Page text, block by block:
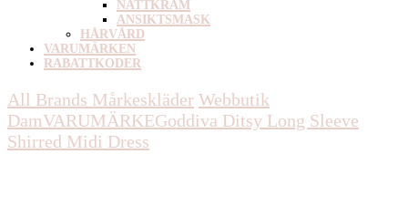
NATTKRÄM
ANSIKTSMASK
HÅRVÅRD
VARUMÄRKEN
RABATTKODER
All Brands Mårkeskläder Webbutik
DamVARUMÄRKEGoddiva Ditsy Long Sleeve
Shirred Midi Dress